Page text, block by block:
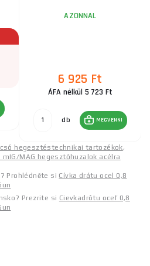
AZONNAL
6 925 Ft
ÁFA nélkül 5 723 Ft
db MEGVENNI
hegesztéstechnikai tartozékok,
mIG/MAG hegesztőhuzalok acélra
Prohlédněte si Cívka drátu ocel 0,8
Prezrite si Cievkadrôtu oceľ 0,8